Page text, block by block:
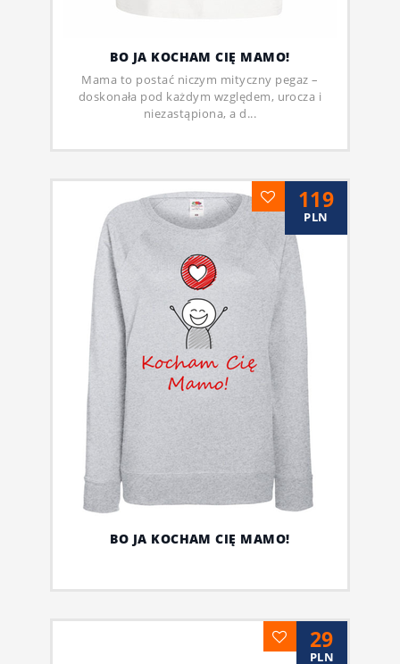
BO JA KOCHAM CIĘ MAMO!
Mama to postać niczym mityczny pegaz –
doskonała pod każdym względem, urocza i
niezastąpiona, a d...
119
PLN
BO JA KOCHAM CIĘ MAMO!
29
PLN